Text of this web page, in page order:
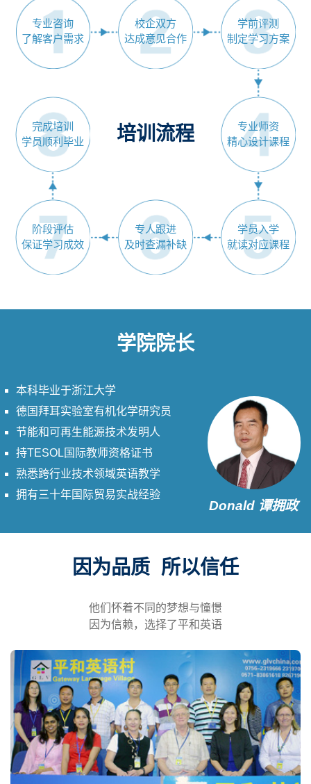
专业咨询
了解客户需求
校企双方
达成意见合作
学前评测
制定学习方案
完成培训
学员顺利毕业
培训流程
专业师资
精心设计课程
阶段评估
保证学习成效
专人跟进
及时查漏补缺
学员入学
就读对应课程
学院院长
本科毕业于浙江大学
德国拜耳实验室有机化学研究员
节能和可再生能源技术发明人
持TESOL国际教师资格证书
熟悉跨行业技术领域英语教学
拥有三十年国际贸易实战经验
Donald 谭拥政
因为品质 所以信任
他们怀着不同的梦想与憧憬
因为信赖，选择了平和英语